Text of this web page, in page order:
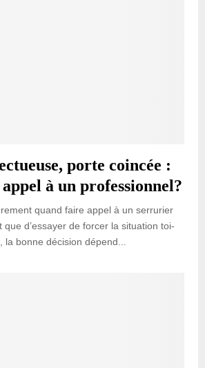
porte coincée :
à un professionnel?
quand faire appel à un serrurier
que d’essayer de forcer la situation toi-
bonne décision dépend...